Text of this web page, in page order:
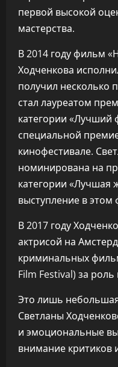
первой высокой
мастерства.
В 2014 году фильм
Ходченкова
получил несколько
стал лауреатом
категории
специальной
кинофестивале.
номинирована на
категории «Лучшая
выступление в этом
В 2017 году
актрисой на
криминальных
Film Festival) за
Это лишь
Светланы
и эмоциональные
внимание критиков